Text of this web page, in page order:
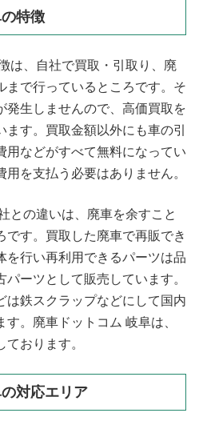
特徴
は、自社で買取・引取り、廃
まで行っているところです。そ
発生しませんので、高価買取を
す。買取金額以外にも車の引
用などがすべて無料になってい
を支払う必要はありません。
との違いは、廃車を余すこと
です。買取した廃車で再販でき
を行い再利用できるパーツは品
ーツとして販売しています。
は鉄スクラップなどにして国内
。廃車ドットコム 岐阜は、
おります。
対応エリア